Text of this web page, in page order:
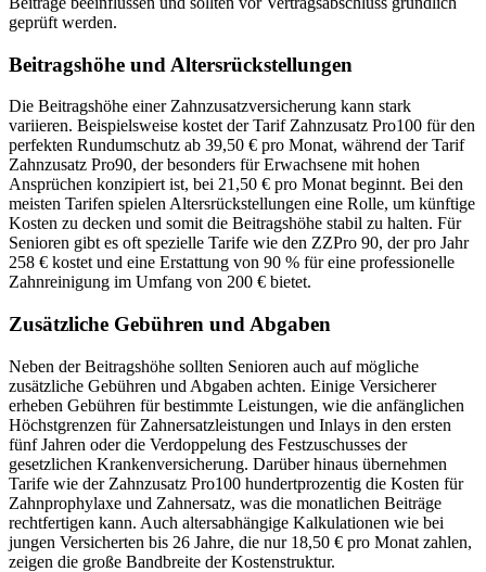
geprüft werden.
Beitragshöhe und Altersrückstellungen
Die Beitragshöhe einer Zahnzusatzversicherung kann stark
variieren. Beispielsweise kostet der Tarif Zahnzusatz Pro100 für den
perfekten Rundumschutz ab 39,50 € pro Monat, während der Tarif
Zahnzusatz Pro90, der besonders für Erwachsene mit hohen
Ansprüchen konzipiert ist, bei 21,50 € pro Monat beginnt. Bei den
meisten Tarifen spielen Altersrückstellungen eine Rolle, um künftige
Kosten zu decken und somit die Beitragshöhe stabil zu halten. Für
Senioren gibt es oft spezielle Tarife wie den ZZPro 90, der pro Jahr
258 € kostet und eine Erstattung von 90 % für eine professionelle
Zahnreinigung im Umfang von 200 € bietet.
Zusätzliche Gebühren und Abgaben
Neben der Beitragshöhe sollten Senioren auch auf mögliche
zusätzliche Gebühren und Abgaben achten. Einige Versicherer
erheben Gebühren für bestimmte Leistungen, wie die anfänglichen
Höchstgrenzen für Zahnersatzleistungen und Inlays in den ersten
fünf Jahren oder die Verdoppelung des Festzuschusses der
gesetzlichen Krankenversicherung. Darüber hinaus übernehmen
Tarife wie der Zahnzusatz Pro100 hundertprozentig die Kosten für
Zahnprophylaxe und Zahnersatz, was die monatlichen Beiträge
rechtfertigen kann. Auch altersabhängige Kalkulationen wie bei
jungen Versicherten bis 26 Jahre, die nur 18,50 € pro Monat zahlen,
zeigen die große Bandbreite der Kostenstruktur.